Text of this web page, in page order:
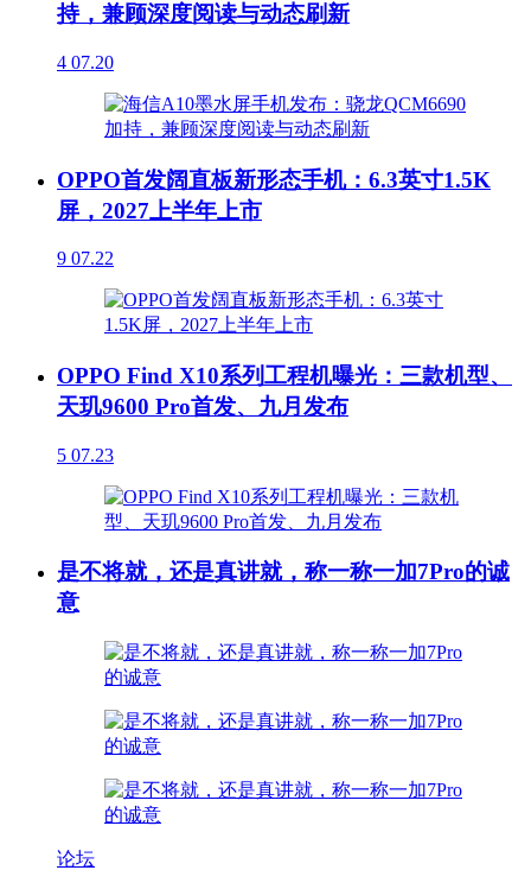
持，兼顾深度阅读与动态刷新
4 07.20
OPPO首发阔直板新形态手机：6.3英寸1.5K
屏，2027上半年上市
9 07.22
OPPO Find X10系列工程机曝光：三款机型、
天玑9600 Pro首发、九月发布
5 07.23
是不将就，还是真讲就，称一称一加7Pro的诚
意
论坛